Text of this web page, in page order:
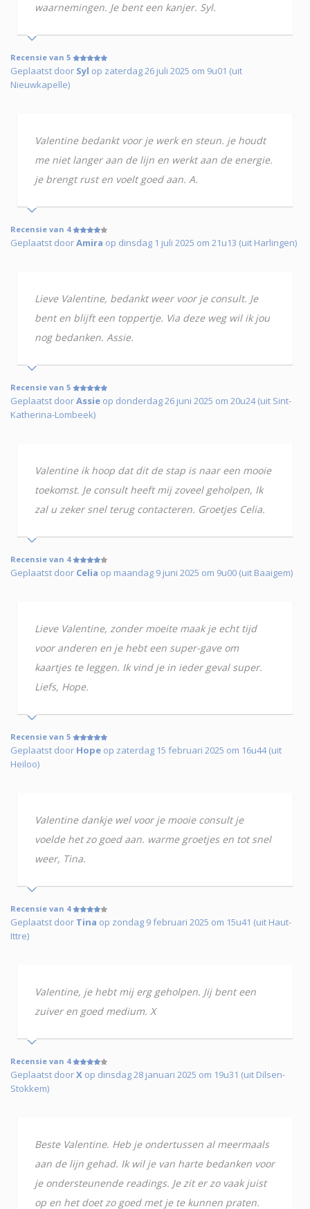
waarnemingen. Je bent een kanjer. Syl.
Recensie van 5
Geplaatst door Syl op zaterdag 26 juli 2025 om 9u01 (uit
Nieuwkapelle)
Valentine bedankt voor je werk en steun. je houdt
me niet langer aan de lijn en werkt aan de energie.
je brengt rust en voelt goed aan. A.
Recensie van 4
Geplaatst doorAmira op dinsdag 1 juli 2025 om 21u13 (uit Harlingen)
Lieve Valentine, bedankt weer voor je consult. Je
bent en blijft een toppertje. Via deze weg wil ik jou
nog bedanken. Assie.
Recensie van 5
Geplaatst doorAssie op donderdag 26 juni 2025 om 20u24 (uit Sint-
Katherina-Lombeek)
Valentine ik hoop dat dit de stap is naar een mooie
toekomst. Je consult heeft mij zoveel geholpen, Ik
zal u zeker snel terug contacteren. Groetjes Celia.
Recensie van 4
Geplaatst door Celia op maandag 9 juni 2025 om 9u00 (uit Baaigem)
Lieve Valentine, zonder moeite maak je echt tijd
voor anderen en je hebt een super-gave om
kaartjes te leggen. Ik vind je in ieder geval super.
Liefs, Hope.
Recensie van 5
Geplaatst door Hope op zaterdag 15 februari 2025 om 16u44 (uit
Heiloo)
Valentine dankje wel voor je mooie consult je
voelde het zo goed aan. warme groetjes en tot snel
weer, Tina.
Recensie van 4
Geplaatst door Tina op zondag 9 februari 2025 om 15u41 (uit Haut-
Ittre)
Valentine, je hebt mij erg geholpen. Jij bent een
zuiver en goed medium. X
Recensie van 4
Geplaatst doorX op dinsdag 28 januari 2025 om 19u31 (uit Dilsen-
Stokkem)
Beste Valentine. Heb je ondertussen al meermaals
aan de lijn gehad. Ik wil je van harte bedanken voor
je ondersteunende readings. Je zit er zo vaak juist
op en het doet zo goed met je te kunnen praten.